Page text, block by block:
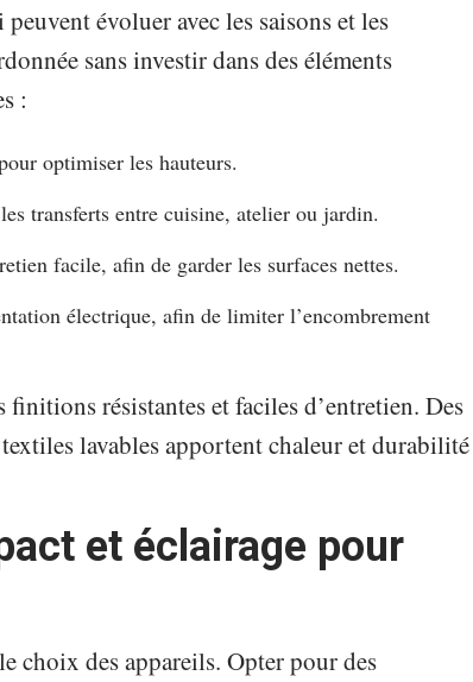
évoluer avec les saisons et les
sans investir dans des éléments
:
optimiser les hauteurs.
transferts entre cuisine, atelier ou jardin.
facile, afin de garder les surfaces nettes.
électrique, afin de limiter l’encombrement
résistantes et faciles d’entretien. Des
lavables apportent chaleur et durabilité
et éclairage pour
choix des appareils. Opter pour des